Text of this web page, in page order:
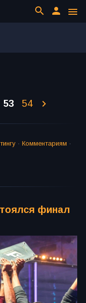
menu
person
search
53 54
· Комментариям ·
финал